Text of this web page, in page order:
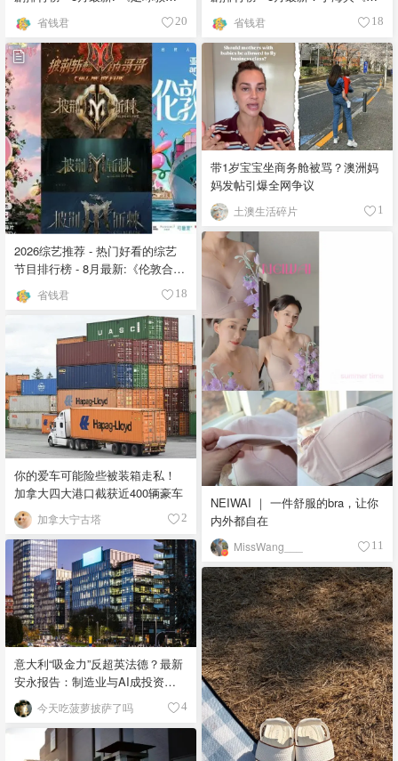
》第四季回归！
省钱君 20
的荒糖恋爱 》上线❣️
省钱君 18
2026综艺推荐 - 热门好看的综艺
节目排行榜 - 8月最新:《​​伦敦合伙
人》回归啦
省钱君 18
带1岁宝宝坐商务舱被骂？澳洲妈
妈发帖引爆全网争议
土澳生活碎片 1
NEIWAI ｜ 一件舒服的bra，让你
内外都自在
MissWang___ 11
你的爱车可能险些被装箱走私！
加拿大四大港口截获近400辆豪车
加拿大宁古塔 2
意大利“吸金力”反超英法德？最新
安永报告：制造业与AI成投资新
宠！ 今天吃菠萝披萨了吗 4